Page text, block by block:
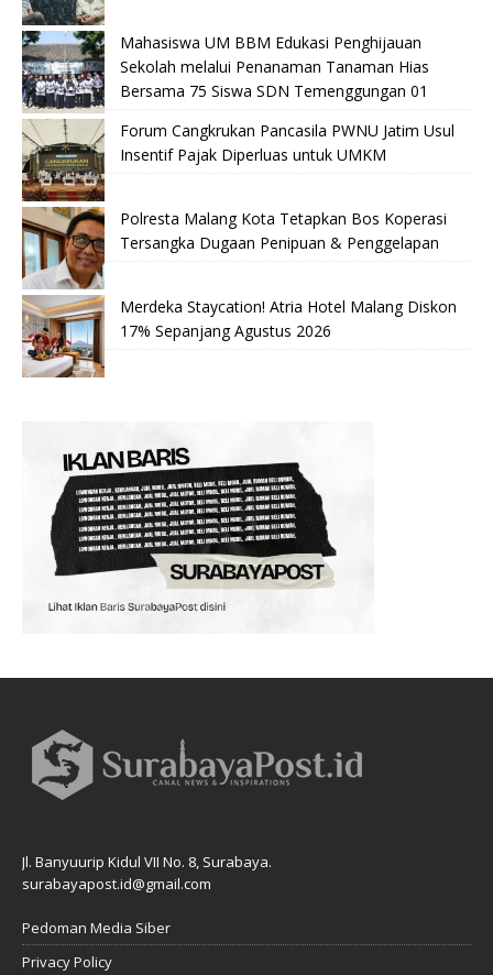
Mahasiswa UM BBM Edukasi Penghijauan
Sekolah melalui Penanaman Tanaman Hias
Bersama 75 Siswa SDN Temenggungan 01
Forum Cangkrukan Pancasila PWNU Jatim Usul
Insentif Pajak Diperluas untuk UMKM
Polresta Malang Kota Tetapkan Bos Koperasi
Tersangka Dugaan Penipuan & Penggelapan
Merdeka Staycation! Atria Hotel Malang Diskon
17% Sepanjang Agustus 2026
Jl. Banyuurip Kidul VII No. 8, Surabaya.
surabayapost.id@gmail.com
Pedoman Media Siber
Privacy Policy